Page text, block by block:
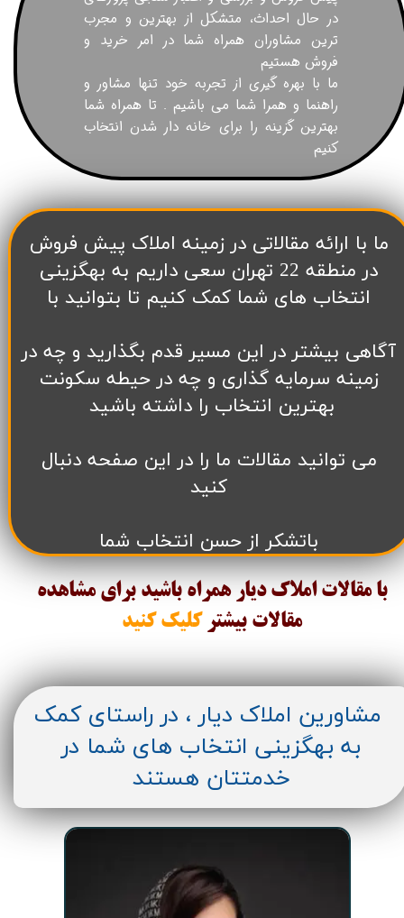
در حال احداث، متشکل از بهترین و مجرب
ترین مشاوران همراه شما در امر خرید و
فروش هستیم
ما با بهره گیری از تجربه خود تنها مشاور و
راهنما و همرا شما می باشیم . تا همراه شما
بهترین گزینه را برای خانه دار شدن انتخاب
کنیم
​ما با ارائه مقالاتی در زمینه املاک پیش فروش
در منطقه 22 تهران سعی داریم به بهگزینی
انتخاب های شما کمک کنیم تا بتوانید با
آگاهی بیشتر در این مسیر قدم بگذارید و چه در
زمینه سرمایه گذاری و چه در حیطه سکونت
بهترین انتخاب را داشته باشید
می توانید مقالات ما را در این صفحه دنبال
کنید
باتشکر از حسن انتخاب شما
با مقالات املاک دیار همراه باشید برای مشاهده
مقالات بیشتر کلیک کنید
مشاورین املاک دیار ، در راستای کمک
به بهگزینی انتخاب های شما در
خدمتتان هستند